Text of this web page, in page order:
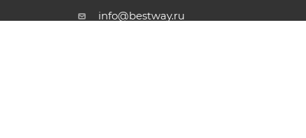
info@bestway.ru